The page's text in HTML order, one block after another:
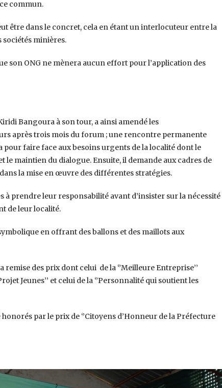
commun.
être dans le concret, cela en étant un interlocuteur entre la
sociétés minières.
son ONG ne mènera aucun effort pour l’application des
Bangoura à son tour, a ainsi amendé les
après trois mois du forum ; une rencontre permanente
faire face aux besoins urgents de la localité dont le
maintien du dialogue. Ensuite, il demande aux cadres de
la mise en œuvre des différentes stratégies.
prendre leur responsabilité avant d’insister sur la nécessité
de leur localité.
en offrant des ballons et des maillots aux
des prix dont celui de la ‘’Meilleure Entreprise’’
Jeunes’’ et celui de la ‘’Personnalité qui soutient les
par le prix de ‘’Citoyens d’Honneur de la Préfecture